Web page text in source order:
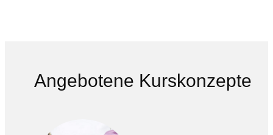
Angebotene Kurskonzepte